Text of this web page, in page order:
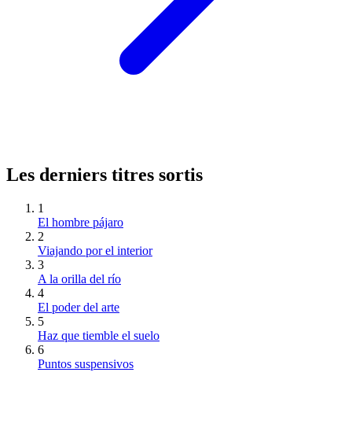
Les derniers titres sortis
1
El hombre pájaro
2
Viajando por el interior
3
A la orilla del río
4
El poder del arte
5
Haz que tiemble el suelo
6
Puntos suspensivos